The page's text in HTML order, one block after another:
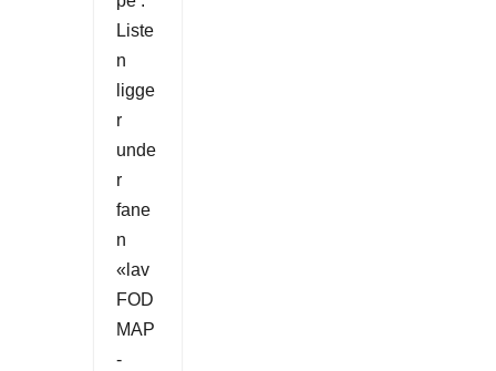
Liste
n
ligge
r
unde
r
fane
n
«lav
FOD
MAP
-